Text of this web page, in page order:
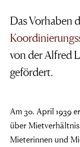
Das Vorhaben
von der Alfred
gefördert.
Am 30. April 1939
über
Mieterinnen und